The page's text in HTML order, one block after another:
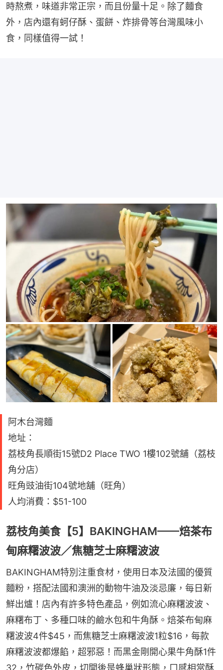
時熬煮，味道非常正宗，而且份量十足。除了麵食
外，店內還有蚵仔酥、蛋餅、炸排骨等台灣風味小
食，同樣值得一試！
阿木台灣麵
地址：
荔枝角長順街15號D2 Place TWO 1樓102號舖（荔枝
角分店）
旺角豉油街104號地舖（旺角）
人均消費：$51-100
荔枝角美食【5】BAKINGHAM——焙茶布
甸麻糬波波／焦糖芝士麻糬波波
BAKINGHAM特別注重食材，使用日本及法國的優質
麵粉，搭配法國和澳洲的動物牛油及淡忌廉，每日新
鮮出爐！店內有許多特色產品，例如流心麻糬波波、
麻糬布丁、多種口味的鹼水包和牛角酥。焙茶布甸麻
糬波波4件$45，而焦糖芝士麻糬波波1粒$16，每款
麻糬波波都爆餡，超邪惡！而黑金剛開心果牛角酥1件